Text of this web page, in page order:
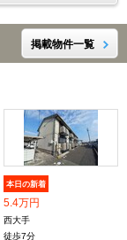
掲載物件一覧
本日の新着
5.4万円
西大手
徒歩7分